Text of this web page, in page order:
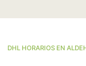
DHL HORARIOS EN